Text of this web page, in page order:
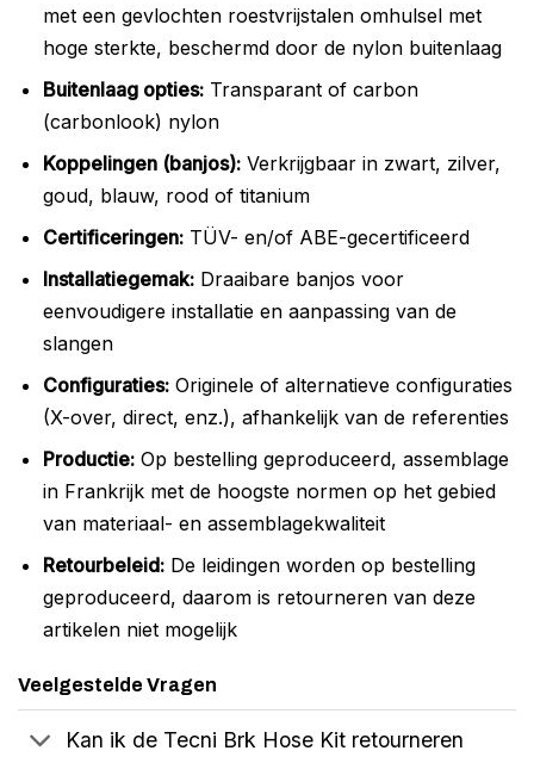
met een gevlochten roestvrijstalen omhulsel met
hoge sterkte, beschermd door de nylon buitenlaag
Buitenlaag opties:Transparant of carbon
(carbonlook) nylon
Koppelingen (banjos):Verkrijgbaar in zwart, zilver,
goud, blauw, rood of titanium
Certificeringen:TÜV- en/of ABE-gecertificeerd
Installatiegemak:Draaibare banjos voor
eenvoudigere installatie en aanpassing van de
slangen
Configuraties:Originele of alternatieve configuraties
(X-over, direct, enz.), afhankelijk van de referenties
Productie:Op bestelling geproduceerd, assemblage
in Frankrijk met de hoogste normen op het gebied
van materiaal- en assemblagekwaliteit
Retourbeleid:De leidingen worden op bestelling
geproduceerd, daarom is retourneren van deze
artikelen niet mogelijk
Veelgestelde Vragen
Kan ik de Tecni Brk Hose Kit retourneren